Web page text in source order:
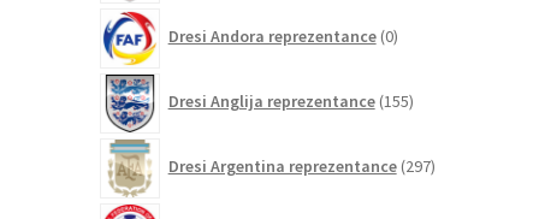
Dresi Andora reprezentance 0izdelkov
Dresi Anglija reprezentance 155izdelkov
Dresi Argentina reprezentance 297izdelkov